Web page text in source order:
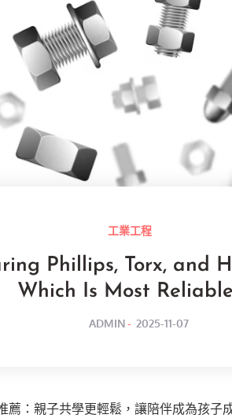
工業工程
Phillips, Torx, and
Which Is Most
ADMIN
POSTED
2025-11-07
薦：親子共學更輕鬆，讓陪伴成為孩子